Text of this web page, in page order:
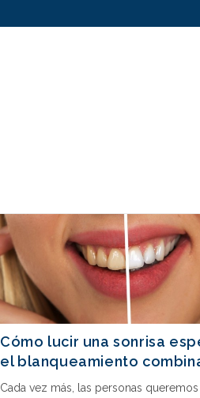
Cómo lucir una sonrisa
el blanqueamiento
Cada vez más, las personas